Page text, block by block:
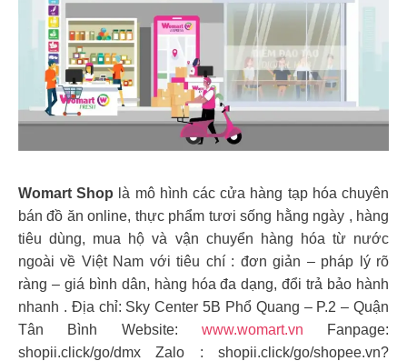
Womart Shop là mô hình các cửa hàng tạp hóa chuyên
bán đồ ăn online, thực phẩm tươi sống hằng ngày , hàng
tiêu dùng, mua hộ và vận chuyển hàng hóa từ nước
ngoài về Việt Nam với tiêu chí : đơn giản – pháp lý rõ
ràng – giá bình dân, hàng hóa đa dạng, đổi trả bảo hành
nhanh . Địa chỉ: Sky Center 5B Phổ Quang – P.2 – Quận
Tân Bình Website: www.womart.vn Fanpage:
shopii.click/go/dmx Zalo : shopii.click/go/shopee.vn?